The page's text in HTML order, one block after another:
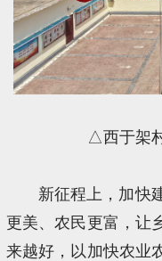
△西于架
新征程上，加快
更美、农民更富，让
来越好，以加快农业